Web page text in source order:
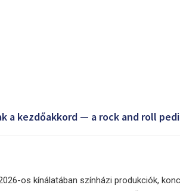
a kezdőakkord — a rock and roll
os kínálatában színházi produkciók,